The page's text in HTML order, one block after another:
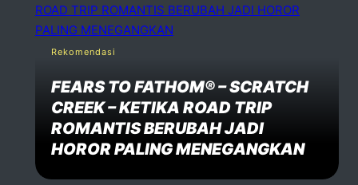
Rekomendasi
FEARS TO FATHOM® – SCRATCH
CREEK – KETIKA ROAD TRIP
ROMANTIS BERUBAH JADI
HOROR PALING MENEGANGKAN